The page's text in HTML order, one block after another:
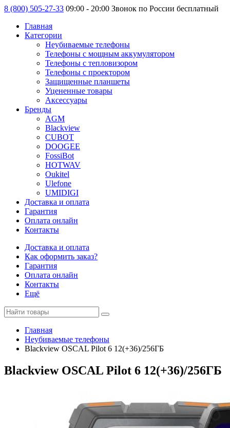
8 (800) 505-27-33 09:00 - 20:00 Звонок по России бесплатный
Главная
Категории
Неубиваемые телефоны
Телефоны с мощным аккумулятором
Телефоны с тепловизором
Телефоны с проектором
Защищенные планшеты
Уцененные товары
Аксессуары
Бренды
AGM
Blackview
CUBOT
DOOGEE
FossiBot
HOTWAV
Oukitel
Ulefone
UMIDIGI
Доставка и оплата
Гарантия
Оплата онлайн
Контакты
Доставка и оплата
Как оформить заказ?
Гарантия
Оплата онлайн
Контакты
Ещё
Главная
Неубиваемые телефоны
Blackview OSCAL Pilot 6 12(+36)/256ГБ
Blackview OSCAL Pilot 6 12(+36)/256ГБ